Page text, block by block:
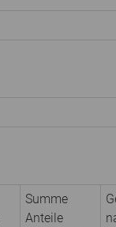
Summe
Anteile